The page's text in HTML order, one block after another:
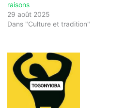
raisons
29 août 2025
Dans "Culture et tradition"